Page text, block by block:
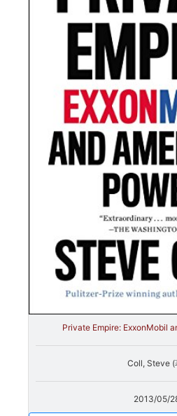
Private Empire: ExxonMobil
Coll, Steve (
2013/05/